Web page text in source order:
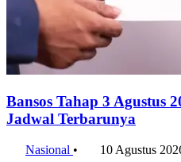
Favoritmu?
10 Agustus 2026